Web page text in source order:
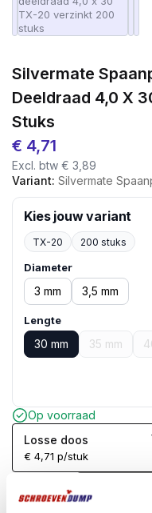
Silvermate
Deeldraad 4,0 X
Stuks
€ 4,71
Excl. btw € 3,89
Variant: Silvermate
Kies jouw variant
TX-20 200 stuks
Diameter
3 mm 3,5 mm
Lengte
30 mm 35 mm
Op voorraad
Losse doos
€ 4,71 p/stuk